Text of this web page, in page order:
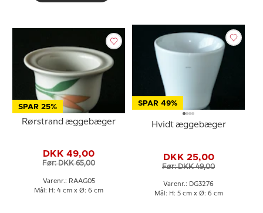
SPAR 25%
Rørstrand æggebæger
DKK 49,00
Før: DKK 65,00
Varenr.: RAAG05
Mål: H: 4 cm x Ø: 6 cm
SPAR 49%
Hvidt æggebæger
DKK 25,00
Før: DKK 49,00
Varenr.: DG3276
Mål: H: 5 cm x Ø: 6 cm